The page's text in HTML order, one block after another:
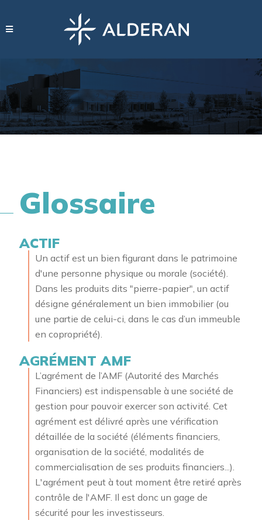
Glossaire
ACTIF
Un actif est un bien figurant dans le patrimoine
d'une personne physique ou morale (société).
Dans les produits dits "pierre-papier", un actif
désigne généralement un bien immobilier (ou
une partie de celui-ci, dans le cas d’un immeuble
en copropriété).
AGRÉMENT AMF
L’agrément de l’AMF (Autorité des Marchés
Financiers) est indispensable à une société de
gestion pour pouvoir exercer son activité. Cet
agrément est délivré après une vérification
détaillée de la société (éléments financiers,
organisation de la société, modalités de
commercialisation de ses produits financiers...).
L'agrément peut à tout moment être retiré après
contrôle de l'AMF. Il est donc un gage de
sécurité pour les investisseurs.